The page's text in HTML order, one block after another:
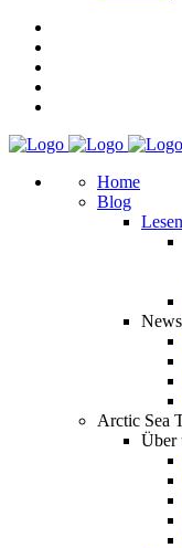
Home
Blog
Arctic Sea
Über